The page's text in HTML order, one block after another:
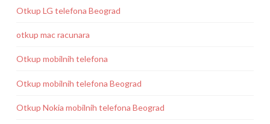
Otkup LG telefona Beograd
otkup mac racunara
Otkup mobilnih telefona
Otkup mobilnih telefona Beograd
Otkup Nokia mobilnih telefona Beograd